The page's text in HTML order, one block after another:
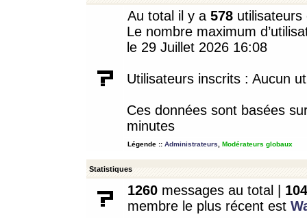
Au total il y a 578
Le nombre maximum
le 29 Juillet 2026 16:08
Utilisateurs inscrits : Aucun
Ces données sont basées
minutes
Légende :: Administrateurs Modérateurs globaux
Statistiques
1260 messages au total | 104
membre le plus récent est